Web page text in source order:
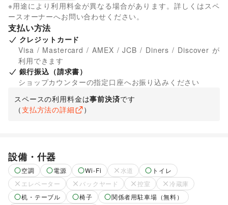
※用途により利用料金が異なる場合があります。詳しくはスペ
ースオーナーへお問い合わせください。
支払い方法
クレジットカード
Visa / Mastercard / AMEX / JCB / Diners / Discover が
利用できます
銀行振込（請求書）
ショップカウンターの指定口座へお振り込みください
スペースの利用料金は事前決済です
（支払方法の詳細 ）
設備・什器
空調 電源 Wi-Fi 水道
トイレ
エレベーター
バックヤード 控室
冷蔵庫
机・テーブル
椅子
関係者用駐車場（無料）